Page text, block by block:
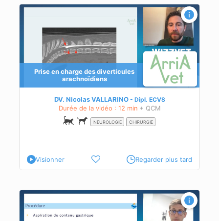
Prise en charge des diverticules
arachnoïdiens
DV. Nicolas VALLARINO Dipl. ECVS
Durée de la vidéo : 12 min + QCM
NEUROLOGIE CHIRURGIE
Visionner Regarder plus tard